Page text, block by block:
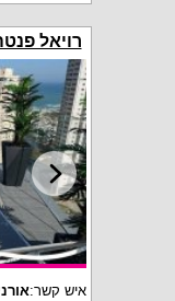
רויאל
איש קשר: